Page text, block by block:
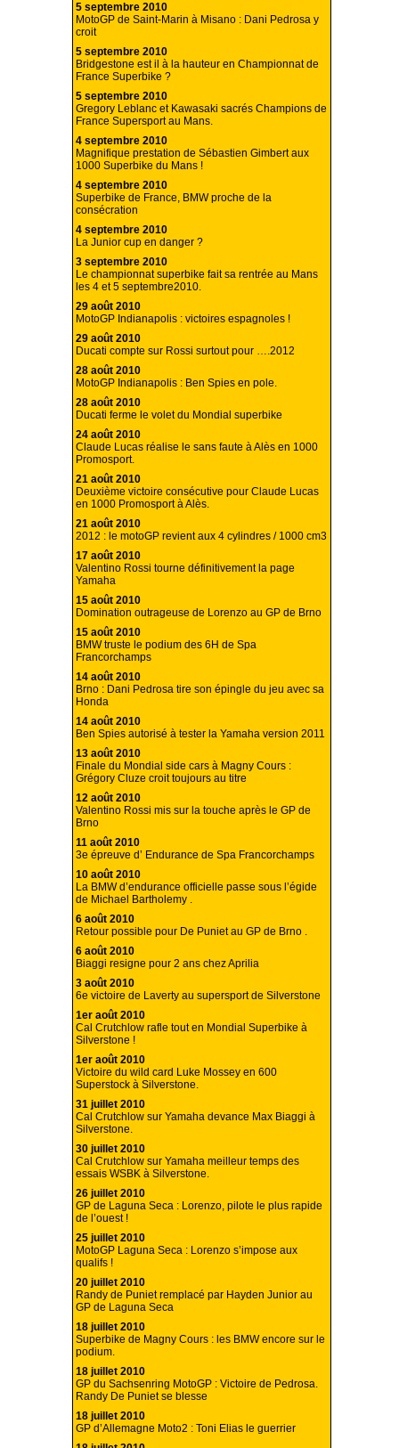
5 septembre 2010
MotoGP de Saint-Marin à Misano : Dani Pedrosa y
croit
5 septembre 2010
Bridgestone est il à la hauteur en Championnat de
France Superbike ?
5 septembre 2010
Gregory Leblanc et Kawasaki sacrés Champions de
France Supersport au Mans.
4 septembre 2010
Magnifique prestation de Sébastien Gimbert aux
1000 Superbike du Mans !
4 septembre 2010
Superbike de France, BMW proche de la
consécration
4 septembre 2010
La Junior cup en danger ?
3 septembre 2010
Le championnat superbike fait sa rentrée au Mans
les 4 et 5 septembre2010.
29 août 2010
MotoGP Indianapolis : victoires espagnoles !
29 août 2010
Ducati compte sur Rossi surtout pour ….2012
28 août 2010
MotoGP Indianapolis : Ben Spies en pole.
28 août 2010
Ducati ferme le volet du Mondial superbike
24 août 2010
Claude Lucas réalise le sans faute à Alès en 1000
Promosport.
21 août 2010
Deuxième victoire consécutive pour Claude Lucas
en 1000 Promosport à Alès.
21 août 2010
2012 : le motoGP revient aux 4 cylindres / 1000 cm3
17 août 2010
Valentino Rossi tourne définitivement la page
Yamaha
15 août 2010
Domination outrageuse de Lorenzo au GP de Brno
15 août 2010
BMW truste le podium des 6H de Spa
Francorchamps
14 août 2010
Brno : Dani Pedrosa tire son épingle du jeu avec sa
Honda
14 août 2010
Ben Spies autorisé à tester la Yamaha version 2011
13 août 2010
Finale du Mondial side cars à Magny Cours :
Grégory Cluze croit toujours au titre
12 août 2010
Valentino Rossi mis sur la touche après le GP de
Brno
11 août 2010
3e épreuve d’ Endurance de Spa Francorchamps
10 août 2010
La BMW d’endurance officielle passe sous l’égide
de Michael Bartholemy .
6 août 2010
Retour possible pour De Puniet au GP de Brno .
6 août 2010
Biaggi resigne pour 2 ans chez Aprilia
3 août 2010
6e victoire de Laverty au supersport de Silverstone
1er août 2010
Cal Crutchlow rafle tout en Mondial Superbike à
Silverstone !
1er août 2010
Victoire du wild card Luke Mossey en 600
Superstock à Silverstone.
31 juillet 2010
Cal Crutchlow sur Yamaha devance Max Biaggi à
Silverstone.
30 juillet 2010
Cal Crutchlow sur Yamaha meilleur temps des
essais WSBK à Silverstone.
26 juillet 2010
GP de Laguna Seca : Lorenzo, pilote le plus rapide
de l’ouest !
25 juillet 2010
MotoGP Laguna Seca : Lorenzo s’impose aux
qualifs !
20 juillet 2010
Randy de Puniet remplacé par Hayden Junior au
GP de Laguna Seca
18 juillet 2010
Superbike de Magny Cours : les BMW encore sur le
podium.
18 juillet 2010
GP du Sachsenring MotoGP : Victoire de Pedrosa.
Randy De Puniet se blesse
18 juillet 2010
GP d’Allemagne Moto2 : Toni Elias le guerrier